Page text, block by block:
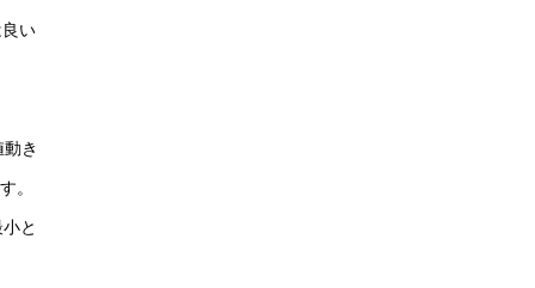
い
き
。
と